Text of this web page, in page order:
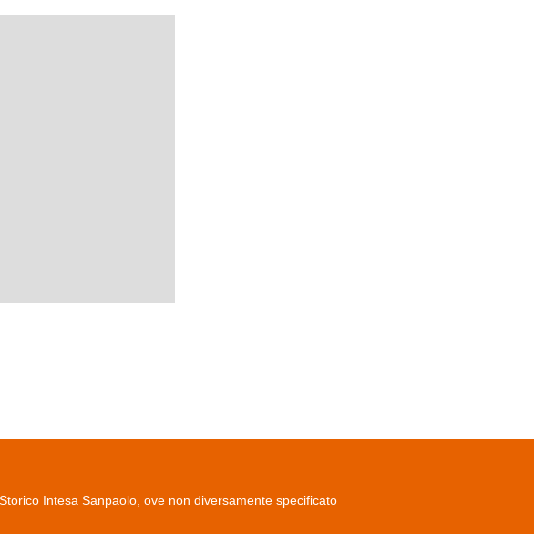
Intesa Sanpaolo, ove non diversamente specificato